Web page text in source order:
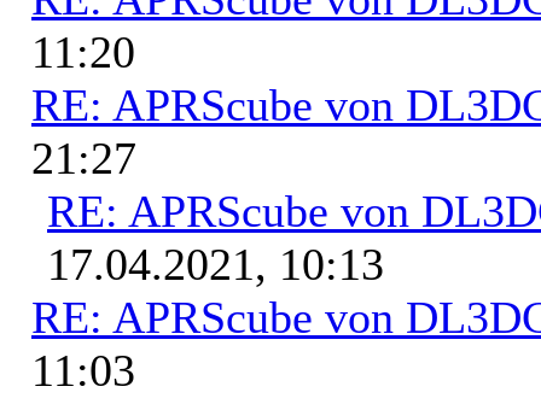
11:20
RE: APRScube von
21:27
RE: APRScube von
17.04.2021, 10:13
RE: APRScube von
11:03